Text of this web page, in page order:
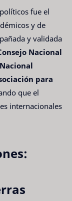
fue el
y de
y validada
Nacional
para
que el
internacionales